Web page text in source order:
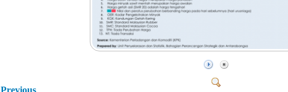
Previous